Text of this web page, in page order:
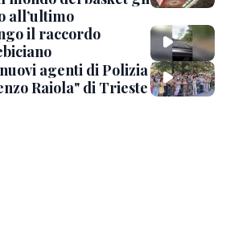
all’ultimo
il raccordo
agenti di Polizia
Raiola" di Trieste